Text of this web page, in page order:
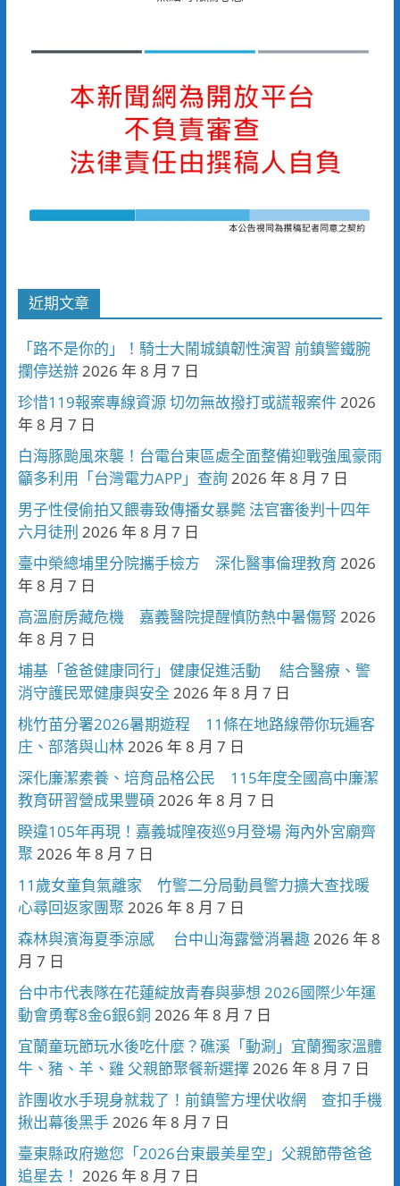
近期文章
「路不是你的」！騎士大鬧城鎮韌性演習 前鎮警鐵腕
攔停送辦2026 年 8 月 7 日
珍惜119報案專線資源 切勿無故撥打或謊報案件2026
年 8 月 7 日
白海豚颱風來襲！台電台東區處全面整備迎戰強風豪雨
籲多利用「台灣電力APP」查詢 2026 年 8 月 7 日
男子性侵偷拍又餵毒致傳播女暴斃 法官審後判十四年
六月徒刑 2026 年 8 月 7 日
臺中榮總埔里分院攜手檢方 深化醫事倫理教育 2026
年 8 月 7 日
高溫廚房藏危機 嘉義醫院提醒慎防熱中暑傷腎 2026
年 8 月 7 日
埔基「爸爸健康同行」健康促進活動 結合醫療、警
消守護民眾健康與安全 2026 年 8 月 7 日
桃竹苗分署2026暑期遊程 11條在地路線帶你玩遍客
庄、部落與山林2026 年 8 月 7 日
深化廉潔素養、培育品格公民 115年度全國高中廉潔
教育研習營成果豐碩 2026 年 8 月 7 日
睽違105年再現！嘉義城隍夜巡9月登場 海內外宮廟齊
聚 2026 年 8 月 7 日
11歲女童負氣離家 竹警二分局動員警力擴大查找暖
心尋回返家團聚 2026 年 8 月 7 日
森林與濱海夏季涼感 台中山海露營消暑趣2026 年 8
月 7 日
台中市代表隊在花蓮綻放青春與夢想 2026國際少年運
動會勇奪8金6銀6銅 2026 年 8 月 7 日
宜蘭童玩節玩水後吃什麼？礁溪「動涮」宜蘭獨家溫體
牛、豬、羊、雞 父親節聚餐新選擇2026 年 8 月 7 日
詐團收水手現身就栽了！前鎮警方埋伏收網 查扣手機
揪出幕後黑手2026 年 8 月 7 日
臺東縣政府邀您「2026台東最美星空」父親節帶爸爸
追星去！ 2026 年 8 月 7 日